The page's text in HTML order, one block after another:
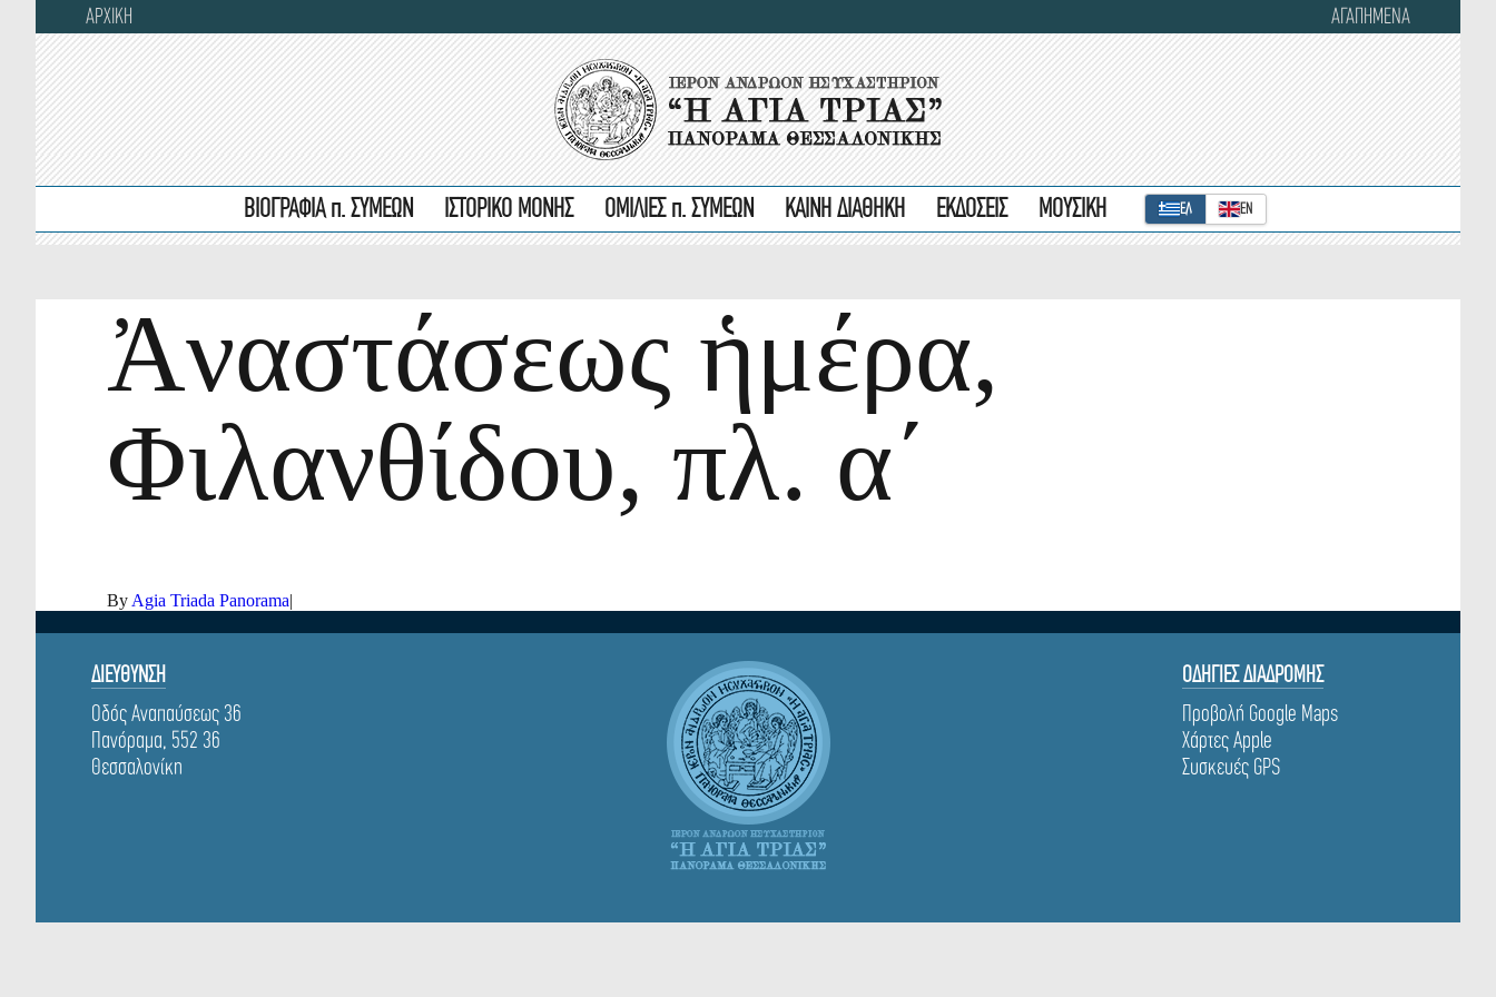
ΑΡΧΙΚΗ ΑΓΑΠΗΜΕΝΑ
ΒΙΟΓΡΑΦΙΑ π. ΣΥΜΕΩΝ ΙΣΤΟΡΙΚΟ ΜΟΝΗΣ ΟΜΙΛΙΕΣ π. ΣΥΜΕΩΝ ΚΑΙΝΗ ΔΙΑΘΗΚΗ ΕΚΔΟΣΕΙΣ ΜΟΥΣΙΚΗ ΕΛ ΕΝ
Ἀναστάσεως ἡμέρα,
Φιλανθίδου, πλ. α΄
By Agia Triada Panorama|
ΔΙΕΥΘΥΝΣΗ
Οδός Αναπαύσεως 36
Πανόραμα, 552 36
Θεσσαλονίκη
ΟΔΗΓΙΕΣ ΔΙΑΔΡΟΜΗΣ
Προβολή Google Maps
Χάρτες Apple
Συσκευές GPS